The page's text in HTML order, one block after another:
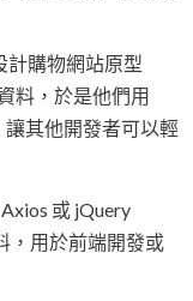
計購物網站原型
料，於是他們用
其他開發者可以輕
或 jQuery
，用於前端開發或